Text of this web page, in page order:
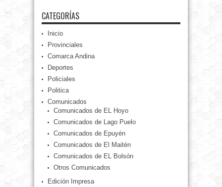
CATEGORÍAS
Inicio
Provinciales
Comarca Andina
Deportes
Policiales
Politica
Comunicados
Comunicados de EL Hoyo
Comunicados de Lago Puelo
Comunicados de Epuyén
Comunicados de El Maitén
Comunicados de EL Bolsón
Otros Comunicados
Edición Impresa